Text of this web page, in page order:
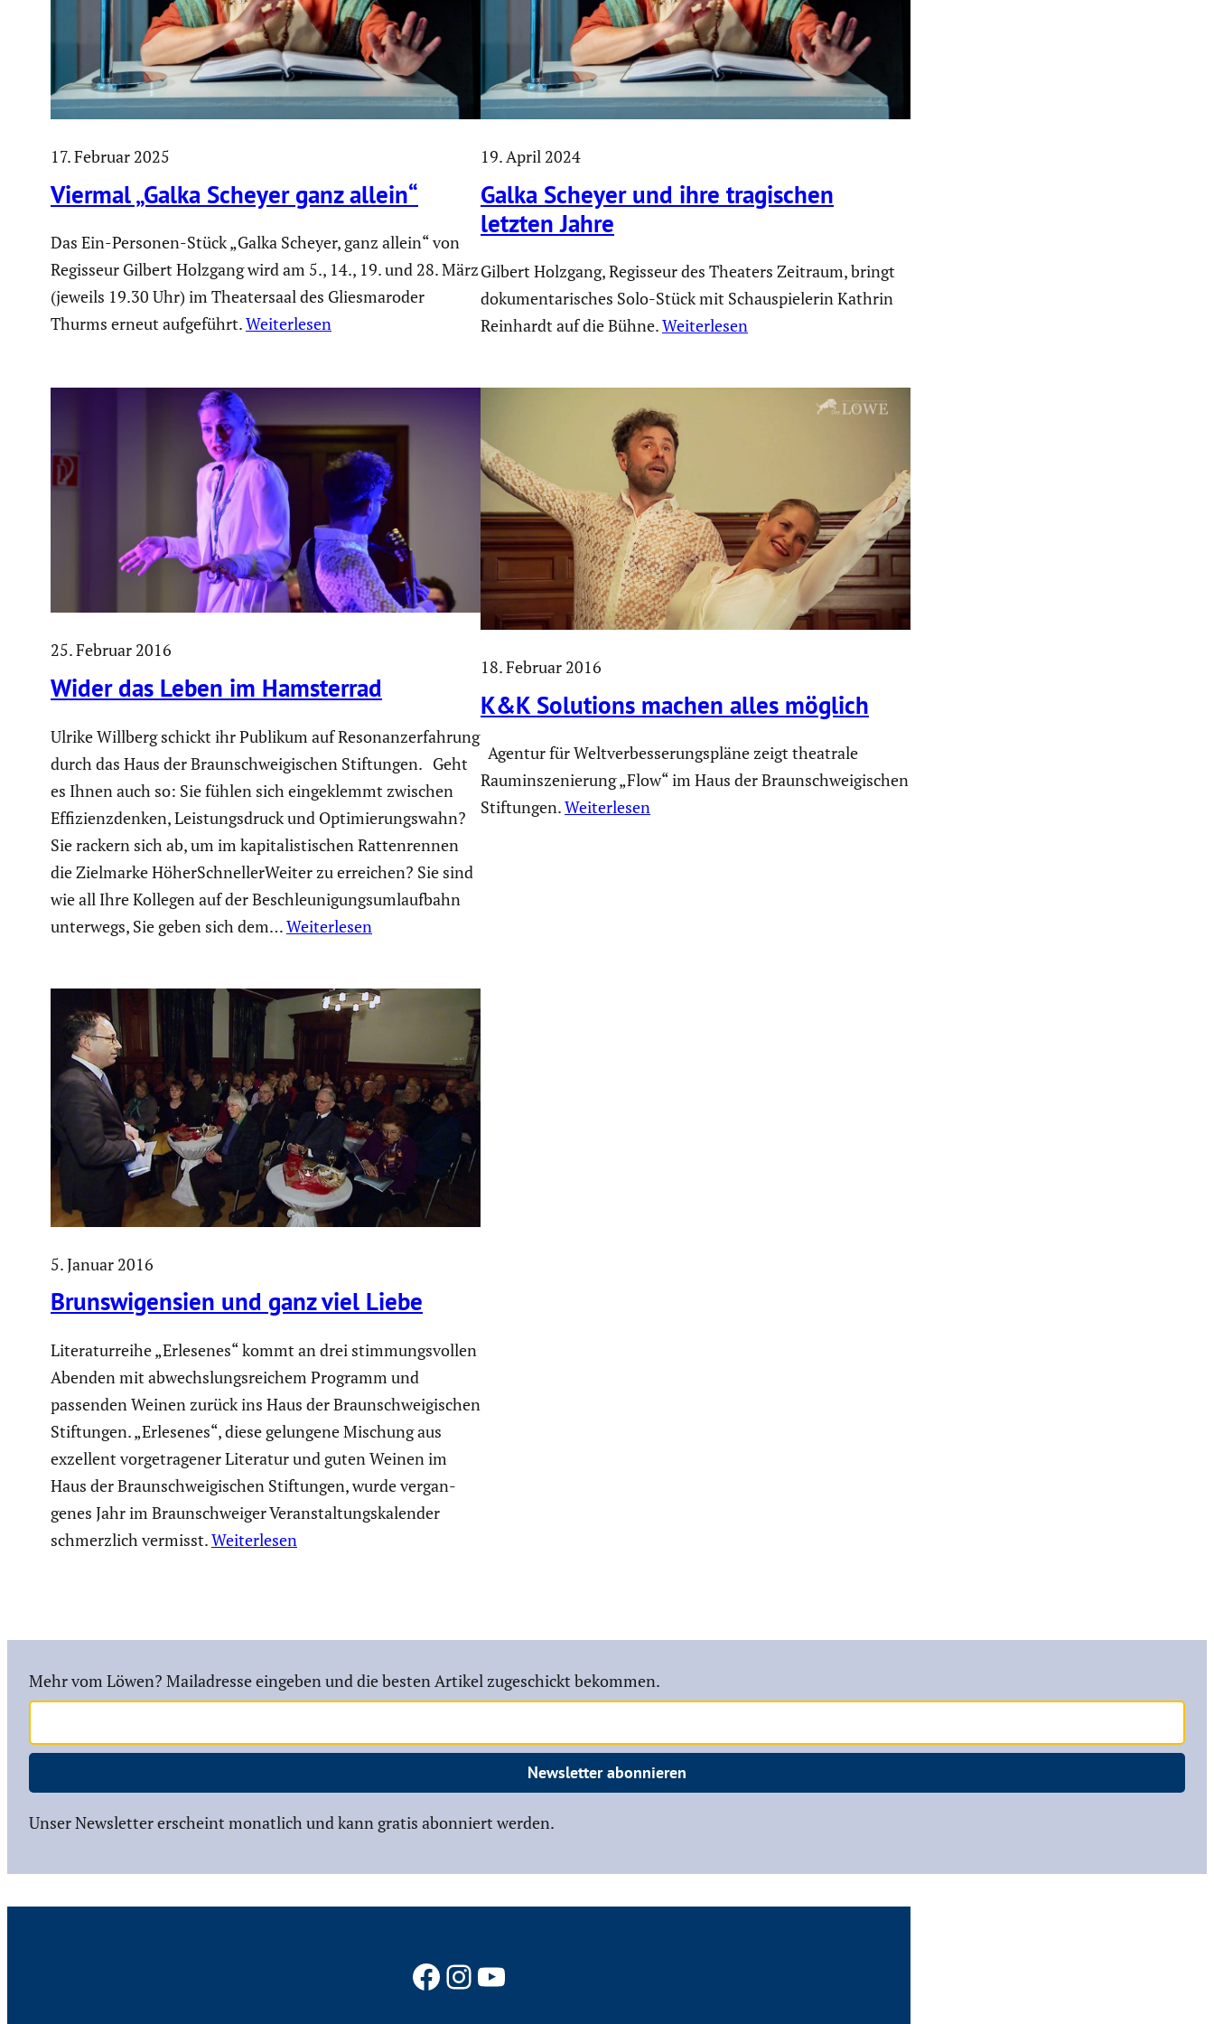
17. Februar 2025
Viermal „Galka Scheyer ganz allein“
Das Ein-Personen-Stück „Galka Scheyer, ganz allein“ von
Regisseur Gilbert Holzgang wird am 5., 14., 19. und 28. März
(jeweils 19.30 Uhr) im Theatersaal des Gliesmaroder
Thurms erneut aufgeführt.Weiterlesen
19. April 2024
Galka Scheyer und ihre tragi­schen
letzten Jahre
Gilbert Holzgang, Regisseur des Theaters Zeitraum, bringt
dokumentarisches Solo-Stück mit Schauspielerin Kathrin
Reinhardt auf die Bühne.Weiterlesen
25. Februar 2016
Wider das Leben im Hamsterrad
Ulrike Willberg schickt ihr Publikum auf Resonanz­erfah­rung
durch das Haus der Braun­schwei­gi­schen Stiftungen. Geht
es Ihnen auch so: Sie fühlen sich einge­klemmt zwischen
Effizi­enz­denken, Leistungs­druck und Optimie­rungs­wahn?
Sie rackern sich ab, um im kapita­lis­ti­schen Ratten­rennen
die Zielmarke Höher­Schnel­ler­Weiter zu erreichen? Sie sind
wie all Ihre Kollegen auf der Beschleu­ni­gungs­um­lauf­bahn
unterwegs, Sie geben sich dem…Weiterlesen
18. Februar 2016
K&K Solutions machen alles möglich
Agentur für Weltver­bes­se­rungs­pläne zeigt theatrale
Raumin­sze­nie­rung „Flow“ im Haus der Braun­schwei­gi­schen
Stiftungen.Weiterlesen
5. Januar 2016
Bruns­wi­gen­sien und ganz viel Liebe
Litera­tur­reihe „Erlesenes“ kommt an drei stimmungs­vollen
Abenden mit abwechs­lungs­rei­chem Programm und
passenden Weinen zurück ins Haus der Braun­schwei­gi­schen
Stiftungen. „Erlesenes“, diese gelungene Mischung aus
exzellent vorge­tra­gener Literatur und guten Weinen im
Haus der Braun­schwei­gi­schen Stiftungen, wurde vergan­
genes Jahr im Braun­schweiger Veran­stal­tungs­ka­lender
schmerz­lich vermisst.Weiterlesen
Mehr vom Löwen? Mailadresse eingeben und die besten Artikel zugeschickt bekommen.
Newsletter abonnieren
Unser Newsletter erscheint monatlich und kann gratis abonniert werden.
Facebook
Instagram
YouTube